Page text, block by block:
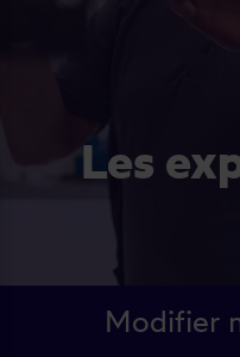
Les experts du volet
Modifier